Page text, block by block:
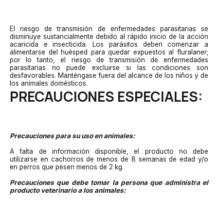
El riesgo de transmisión de enfermedades parasitarias se
disminuye sustancialmente debido al rápido inicio de la acción
acaricida e insecticida. Los parásitos deben comenzar a
alimentarse del huésped para quedar expuestos al fluralaner;
por lo tanto, el riesgo de transmisión de enfermedades
parasitarias no puede excluirse si las condiciones son
desfavorables. Manténgase fuera del alcance de los niños y de
los animales domésticos.
PRECAUCIONES ESPECIALES:
Precauciones para su uso en animales:
A falta de información disponible, el producto no debe
utilizarse en cachorros de menos de 8 semanas de edad y/o
en perros que pesen menos de 2 kg.
Precauciones que debe tomar la persona que administra el
producto veterinario a los animales: